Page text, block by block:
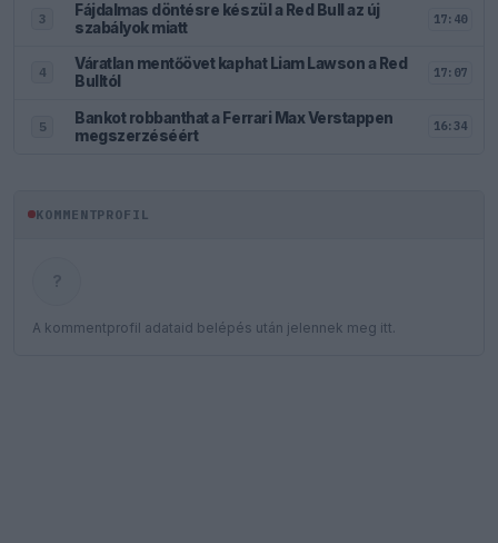
3
Fájdalmas döntésre készül a Red Bull az új
szabályok miatt
17:40
4
Váratlan mentőövet kaphat Liam Lawson a Red
Bulltól
17:07
5
Bankot robbanthat a Ferrari Max Verstappen
megszerzéséért
16:34
KOMMENTPROFIL
A kommentprofil adataid belépés után jelennek meg itt.